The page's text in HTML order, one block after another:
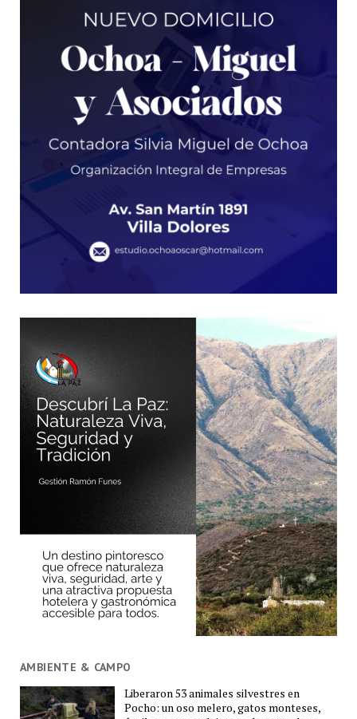
AMBIENTE & CAMPO
Liberaron 53 animales silvestres en
Pocho: un oso melero, gatos monteses,